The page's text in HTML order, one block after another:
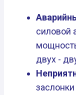
силовой
двух -